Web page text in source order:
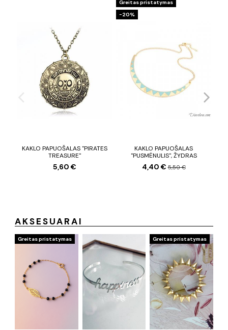
KAKLO PAPUOŠALAS "PIRATES
TREASURE"
5,60 €
Greitas pristatymas
−20%
KAKLO PAPUOŠALAS
"PUSMĖNULIS", ŽYDRAS
4,40 €5,50 €
AKSESUARAI
Greitas pristatymas Greitas pristatymas